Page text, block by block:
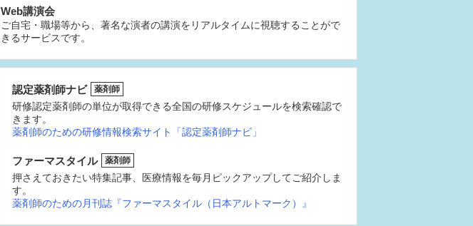
Web講演会
ご自宅・職場等から、著名な演者の講演をリアルタイムに視聴することがで
きるサービスです。
認定薬剤師ナビ 薬剤師
研修認定薬剤師の単位が取得できる全国の研修スケジュールを検索確認で
きます。
薬剤師のための研修情報検索サイト「認定薬剤師ナビ」
ファーマスタイル 薬剤師
押さえておきたい特集記事、医療情報を毎月ピックアップしてご紹介しま
す。
薬剤師のための月刊誌『ファーマスタイル（日本アルトマーク）』